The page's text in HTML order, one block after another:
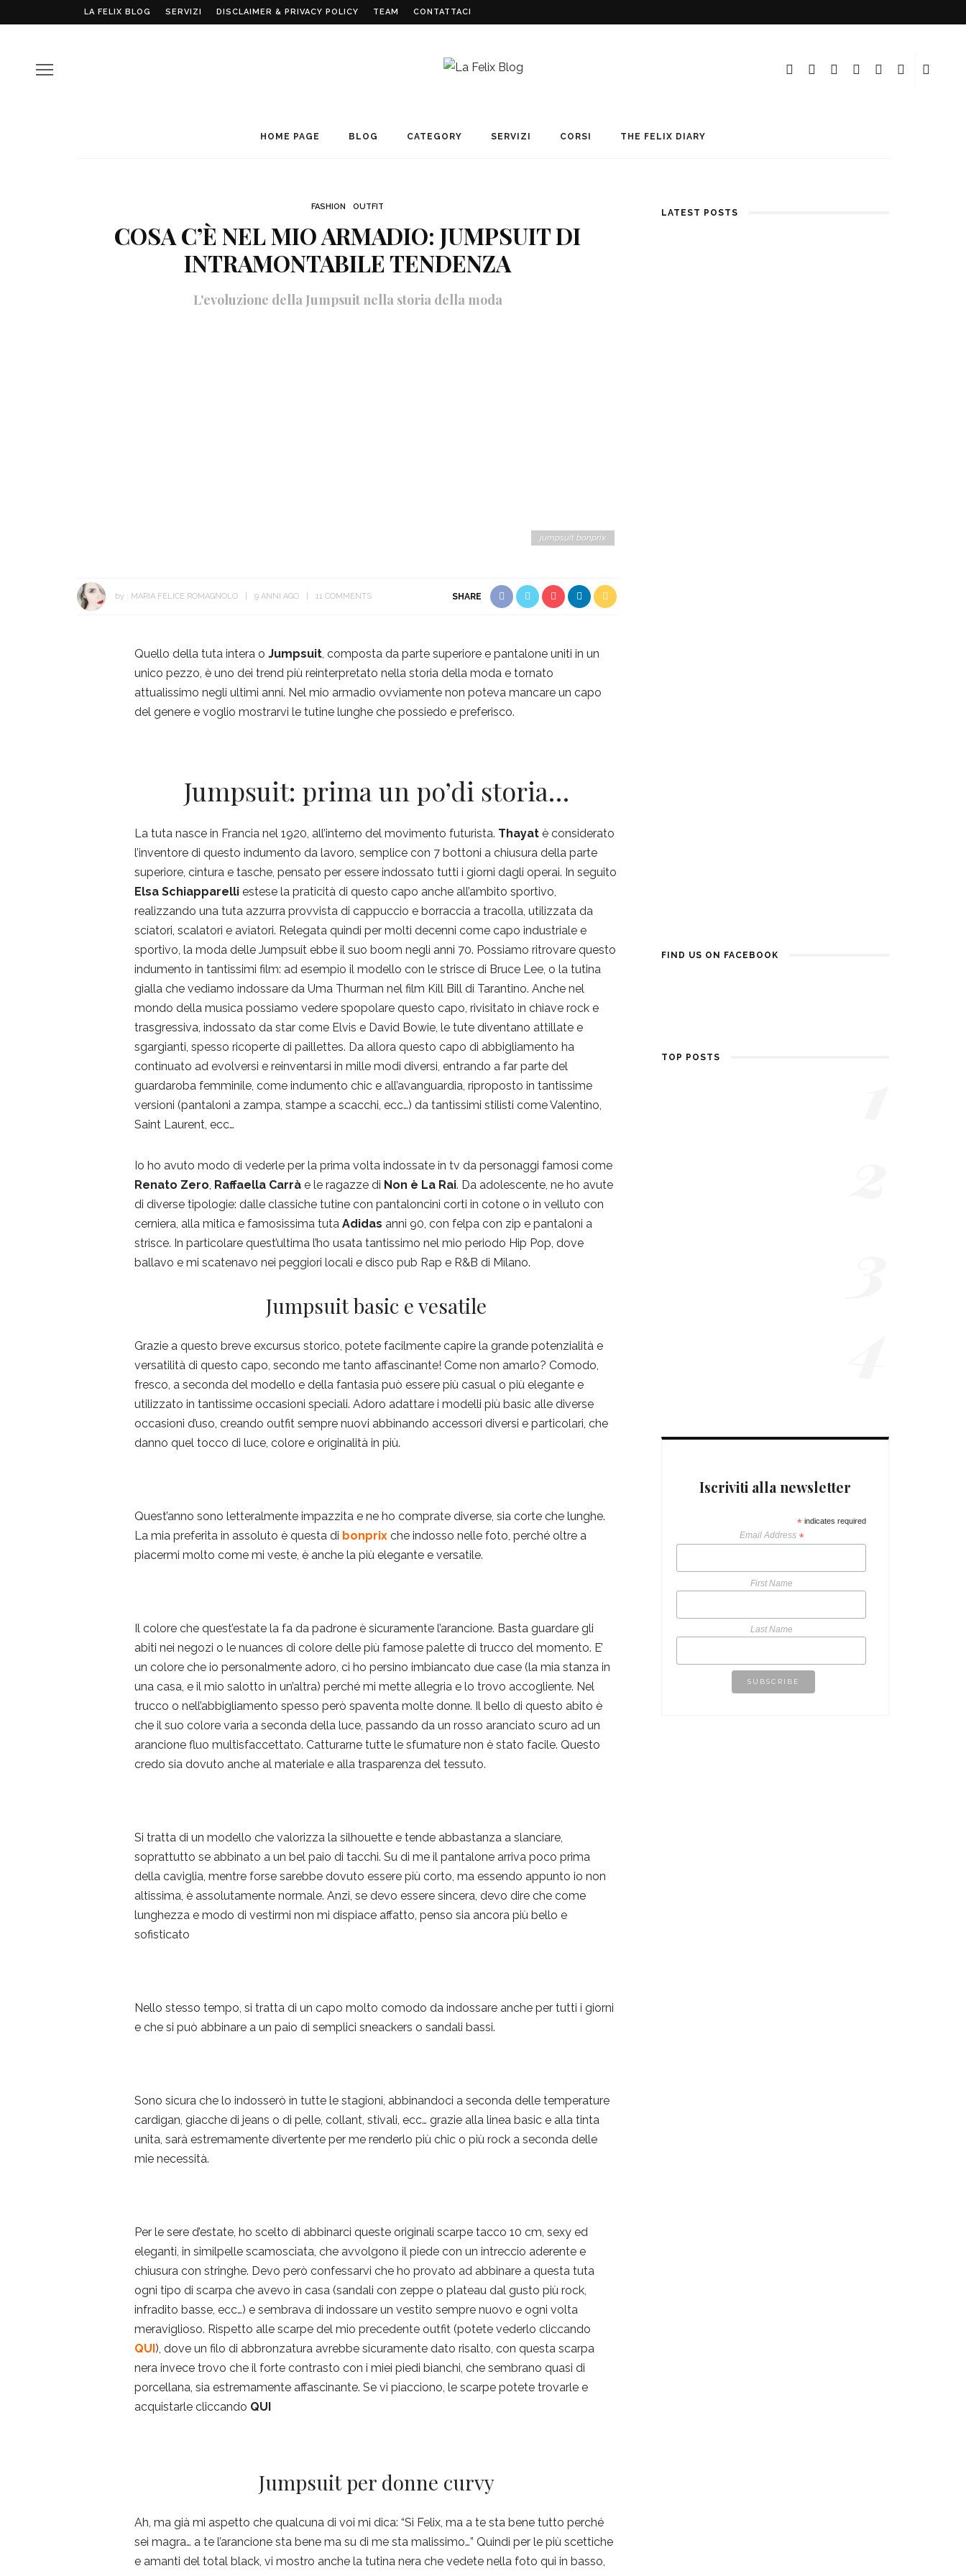
LA FELIX BLOG SERVIZI DISCLAIMER & PRIVACY POLICY TEAM CONTATTACI
HOME PAGE BLOG CATEGORY SERVIZI CORSI THE FELIX DIARY
FASHION OUTFIT
COSA C’È NEL MIO ARMADIO: JUMPSUIT DI
INTRAMONTABILE TENDENZA
L'evoluzione della Jumpsuit nella storia della moda
jumpsuit bonprix
by : MARIA FELICE ROMAGNOLO 9 ANNI AGO 11 COMMENTS SHARE
Quello della tuta intera o Jumpsuit, composta da parte superiore e pantalone uniti in un
unico pezzo, è uno dei trend più reinterpretato nella storia della moda e tornato
attualissimo negli ultimi anni. Nel mio armadio ovviamente non poteva mancare un capo
del genere e voglio mostrarvi le tutine lunghe che possiedo e preferisco.
Jumpsuit: prima un po’di storia…
La tuta nasce in Francia nel 1920, all’interno del movimento futurista. Thayat è considerato
l’inventore di questo indumento da lavoro, semplice con 7 bottoni a chiusura della parte
superiore, cintura e tasche, pensato per essere indossato tutti i giorni dagli operai. In seguito
Elsa Schiapparelli estese la praticità di questo capo anche all’ambito sportivo,
realizzando una tuta azzurra provvista di cappuccio e borraccia a tracolla, utilizzata da
sciatori, scalatori e aviatori. Relegata quindi per molti decenni come capo industriale e
sportivo, la moda delle Jumpsuit ebbe il suo boom negli anni 70. Possiamo ritrovare questo
indumento in tantissimi film: ad esempio il modello con le strisce di Bruce Lee, o la tutina
gialla che vediamo indossare da Uma Thurman nel film Kill Bill di Tarantino. Anche nel
mondo della musica possiamo vedere spopolare questo capo, rivisitato in chiave rock e
trasgressiva, indossato da star come Elvis e David Bowie, le tute diventano attillate e
sgargianti, spesso ricoperte di paillettes. Da allora questo capo di abbigliamento ha
continuato ad evolversi e reinventarsi in mille modi diversi, entrando a far parte del
guardaroba femminile, come indumento chic e all’avanguardia, riproposto in tantissime
versioni (pantaloni a zampa, stampe a scacchi, ecc…) da tantissimi stilisti come Valentino,
Saint Laurent, ecc…
Io ho avuto modo di vederle per la prima volta indossate in tv da personaggi famosi come
Renato Zero, Raffaella Carrà e le ragazze di Non è La Rai. Da adolescente, ne ho avute
di diverse tipologie: dalle classiche tutine con pantaloncini corti in cotone o in velluto con
cerniera, alla mitica e famosissima tuta Adidas anni 90, con felpa con zip e pantaloni a
strisce. In particolare quest’ultima l’ho usata tantissimo nel mio periodo Hip Pop, dove
ballavo e mi scatenavo nei peggiori locali e disco pub Rap e R&B di Milano.
Jumpsuit basic e vesatile
Grazie a questo breve excursus storico, potete facilmente capire la grande potenzialità e
versatilità di questo capo, secondo me tanto affascinante! Come non amarlo? Comodo,
fresco, a seconda del modello e della fantasia può essere più casual o più elegante e
utilizzato in tantissime occasioni speciali. Adoro adattare i modelli più basic alle diverse
occasioni d’uso, creando outfit sempre nuovi abbinando accessori diversi e particolari, che
danno quel tocco di luce, colore e originalità in più.
Quest’anno sono letteralmente impazzita e ne ho comprate diverse, sia corte che lunghe.
La mia preferita in assoluto è questa di bonprix che indosso nelle foto, perché oltre a
piacermi molto come mi veste, è anche la più elegante e versatile.
Il colore che quest’estate la fa da padrone è sicuramente l’arancione. Basta guardare gli
abiti nei negozi o le nuances di colore delle più famose palette di trucco del momento. E’
un colore che io personalmente adoro, ci ho persino imbiancato due case (la mia stanza in
una casa, e il mio salotto in un’altra) perché mi mette allegria e lo trovo accogliente. Nel
trucco o nell’abbigliamento spesso però spaventa molte donne. Il bello di questo abito è
che il suo colore varia a seconda della luce, passando da un rosso aranciato scuro ad un
arancione fluo multisfaccettato. Catturarne tutte le sfumature non è stato facile. Questo
credo sia dovuto anche al materiale e alla trasparenza del tessuto.
Si tratta di un modello che valorizza la silhouette e tende abbastanza a slanciare,
soprattutto se abbinato a un bel paio di tacchi. Su di me il pantalone arriva poco prima
della caviglia, mentre forse sarebbe dovuto essere più corto, ma essendo appunto io non
altissima, è assolutamente normale. Anzi, se devo essere sincera, devo dire che come
lunghezza e modo di vestirmi non mi dispiace affatto, penso sia ancora più bello e
sofisticato
Nello stesso tempo, si tratta di un capo molto comodo da indossare anche per tutti i giorni
e che si può abbinare a un paio di semplici sneackers o sandali bassi.
Sono sicura che lo indosserò in tutte le stagioni, abbinandoci a seconda delle temperature
cardigan, giacche di jeans o di pelle, collant, stivali, ecc… grazie alla linea basic e alla tinta
unita, sarà estremamente divertente per me renderlo più chic o più rock a seconda delle
mie necessità.
Per le sere d’estate, ho scelto di abbinarci queste originali scarpe tacco 10 cm, sexy ed
eleganti, in similpelle scamosciata, che avvolgono il piede con un intreccio aderente e
chiusura con stringhe. Devo però confessarvi che ho provato ad abbinare a questa tuta
ogni tipo di scarpa che avevo in casa (sandali con zeppe o plateau dal gusto più rock,
infradito basse, ecc…) e sembrava di indossare un vestito sempre nuovo e ogni volta
meraviglioso. Rispetto alle scarpe del mio precedente outfit (potete vederlo cliccando
QUI ), dove un filo di abbronzatura avrebbe sicuramente dato risalto, con questa scarpa
nera invece trovo che il forte contrasto con i miei piedi bianchi, che sembrano quasi di
porcellana, sia estremamente affascinante. Se vi piacciono, le scarpe potete trovarle e
acquistarle cliccando QUI
Jumpsuit per donne curvy
Ah, ma già mi aspetto che qualcuna di voi mi dica: “Si Felix, ma a te sta bene tutto perché
sei magra… a te l’arancione sta bene ma su di me sta malissimo…” Quindi per le più scettiche
e amanti del total black, vi mostro anche la tutina nera che vedete nella foto qui in basso,
LATEST POSTS
FIND US ON FACEBOOK
TOP POSTS
Iscriviti alla newsletter
* indicates required
Email Address *
First Name
Last Name